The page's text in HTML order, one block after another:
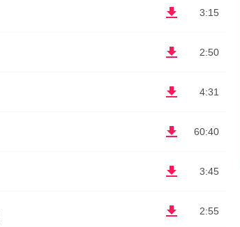
3:15
2:50
4:31
60:40
3:45
2:55